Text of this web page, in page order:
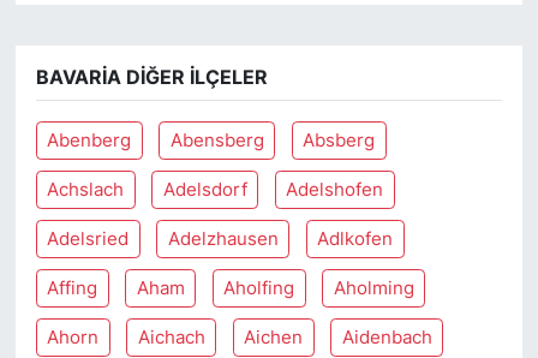
BAVARIA DIĞER İLÇELER
Abenberg Abensberg Absberg
Achslach Adelsdorf Adelshofen
Adelsried Adelzhausen Adlkofen
Affing Aham Aholfing Aholming
Ahorn Aichach Aichen Aidenbach